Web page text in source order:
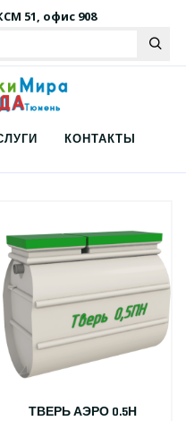
51, офис 908
КОНТАКТЫ
ТВЕРЬ АЭРО 0.5Н